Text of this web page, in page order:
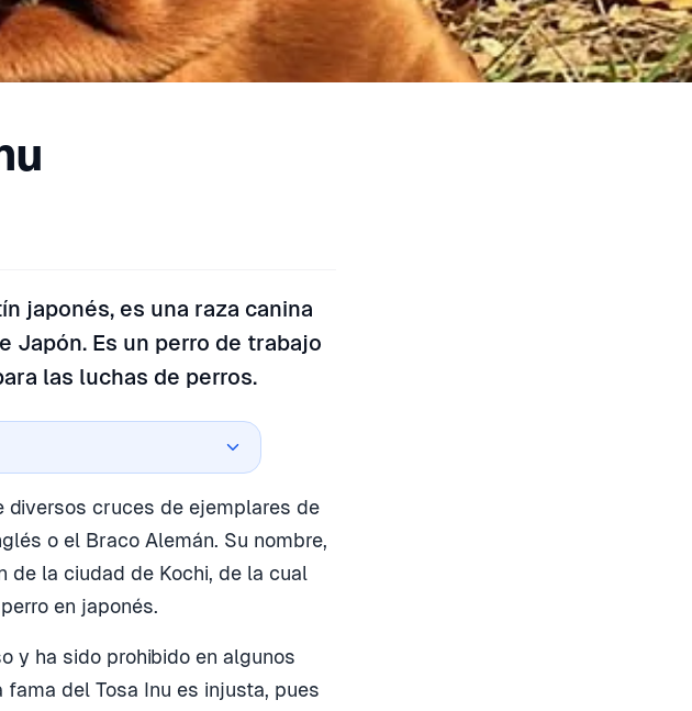
japonés, es una raza canina
Japón. Es un perro de trabajo
las luchas de perros.
diversos cruces de ejemplares de
o el Braco Alemán. Su nombre,
de la ciudad de Kochi, de la cual
en japonés.
y ha sido prohibido en algunos
del Tosa Inu es injusta, pues